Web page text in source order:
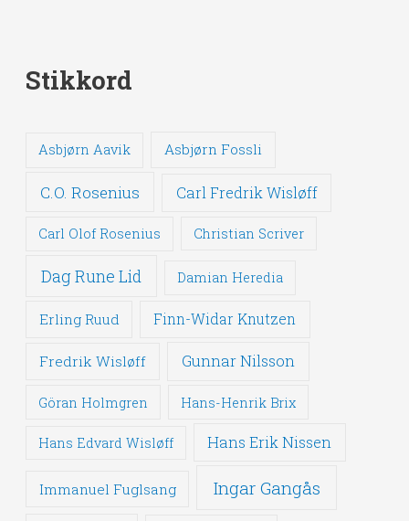
Stikkord
Asbjørn Aavik Asbjørn Fossli
C.O. Rosenius Carl Fredrik Wisløff
Carl Olof Rosenius Christian Scriver
Dag Rune Lid Damian Heredia
Erling Ruud Finn-Widar Knutzen
Fredrik Wisløff Gunnar Nilsson
Göran Holmgren Hans-Henrik Brix
Hans Edvard Wisløff Hans Erik Nissen
Immanuel Fuglsang Ingar Gangås